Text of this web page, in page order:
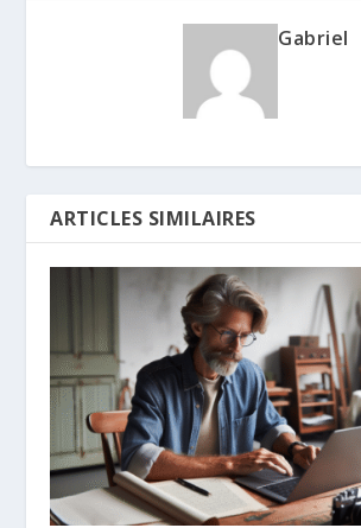
Gabriel
ARTICLES SIMILAIRES